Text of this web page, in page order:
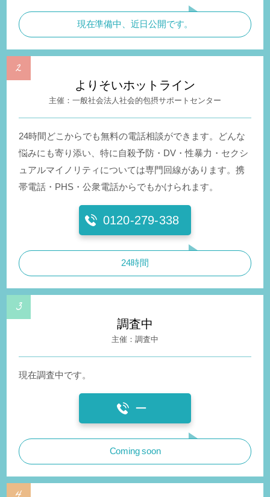
現在準備中、近日公開です。
よりそいホットライン
一般社会法人社会的包摂サポートセンター
24時間どこからでも無料の電話相談ができます。どんな
悩みにも寄り添い、特に自殺予防・DV・性暴力・セクシ
ュアルマイノリティについては専門回線があります。携
帯電話・PHS・公衆電話からでもかけられます。
0120-279-338
24時間
調査中
調査中
現在調査中です。
ー
Coming soon